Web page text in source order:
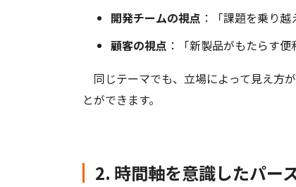
開発チームの視点 ：「課題を乗り越
顧客の視点 ：「新製品がもたらす便
同じテーマでも、立場によって見え方
とができます。
2. 時間軸を意識したパー